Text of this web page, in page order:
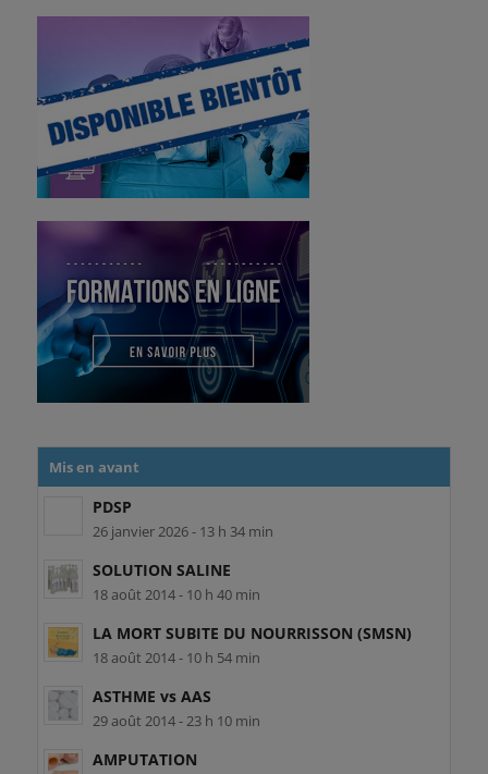
Mis en avant
PDSP
26 janvier 2026 - 13 h 34 min
SOLUTION SALINE
18 août 2014 - 10 h 40 min
LA MORT SUBITE DU NOURRISSON (SMSN)
18 août 2014 - 10 h 54 min
ASTHME vs AAS
29 août 2014 - 23 h 10 min
AMPUTATION